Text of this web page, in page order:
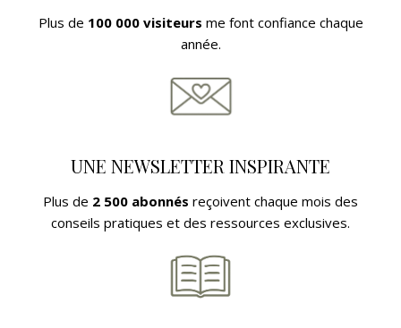
Plus de 100 000 visiteurs me font confiance chaque
année.
UNE NEWSLETTER INSPIRANTE
Plus de 2 500 abonnés reçoivent chaque mois des
conseils pratiques et des ressources exclusives.